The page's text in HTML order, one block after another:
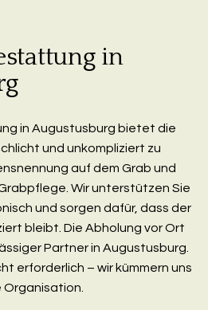
in
in Augustusburg bietet die
und unkompliziert zu
auf dem Grab und
Wir unterstützen Sie
und sorgen dafür, dass der
bleibt. Die Abholung vor Ort
Partner in Augustusburg.
erforderlich – wir kümmern uns